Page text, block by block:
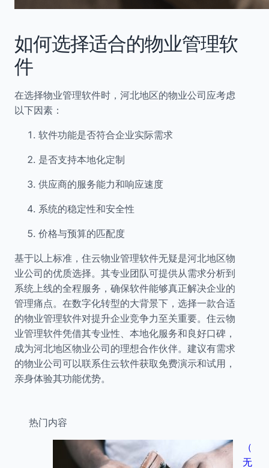
如何选择适合的物业管理软
件
在选择物业管理软件时，河北地区的物业公司应考虑
以下因素：
软件功能是否符合企业实际需求
是否支持本地化定制
供应商的服务能力和响应速度
系统的稳定性和安全性
价格与预算的匹配度
基于以上标准，住云物业管理软件无疑是河北地区物
业公司的优质选择。其专业团队可提供从需求分析到
系统上线的全程服务，确保软件能够真正解决企业的
管理痛点。在数字化转型的大背景下，选择一款合适
的物业管理软件对提升企业竞争力至关重要。住云物
业管理软件凭借其专业性、本地化服务和良好口碑，
成为河北地区物业公司的理想合作伙伴。建议有需求
的物业公司可以联系住云软件获取免费演示和试用，
亲身体验其功能优势。
热门内容
（
无